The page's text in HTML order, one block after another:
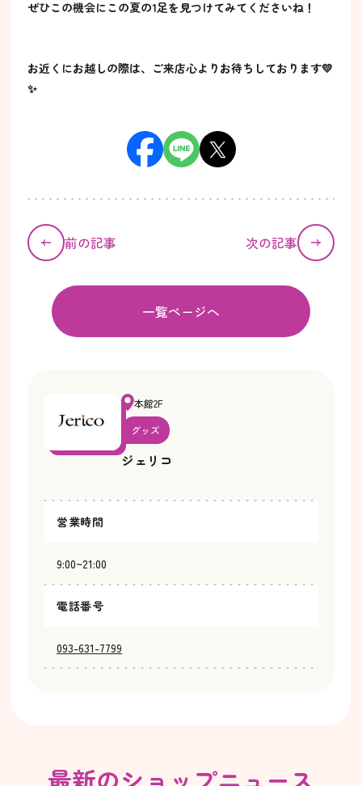
ぜひこの機会にこの夏の1足を見つけてみてくださいね！
お近くにお越しの際は、ご来店心よりお待ちしております💛
✨
前の記事 次の記事
一覧ページへ
本館2F
グッズ
ジェリコ
営業時間
9:00~21:00
電話番号
093-631-7799